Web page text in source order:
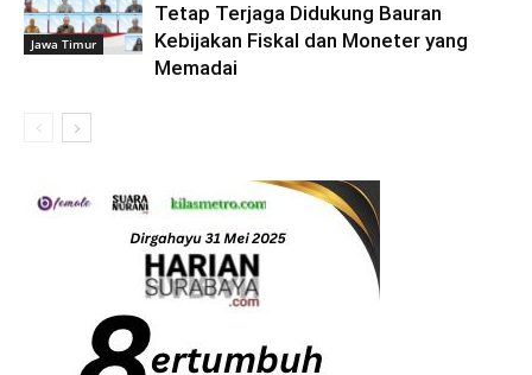
Jawa Timur
Tetap Terjaga Didukung Bauran
Kebijakan Fiskal dan Moneter yang
Memadai